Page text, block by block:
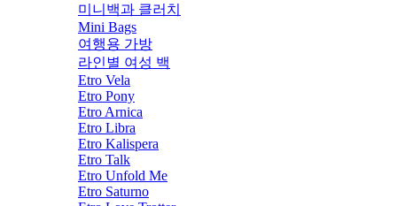
미니백과 클러치
Mini Bags
여행용 가방
라인별 여성 백
Etro Vela
Etro Pony
Etro Arnica
Etro Libra
Etro Kalispera
Etro Talk
Etro Unfold Me
Etro Saturno